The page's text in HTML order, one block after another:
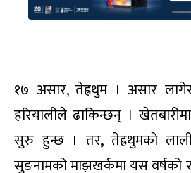
१७ असार, तेह्रथुम । असार
हरियालीले ढाकिन्छन् ।
सुरु हुन्छ । तर, तेह्रथुमको
सुङनामको माझखर्कमा यस वर्षको